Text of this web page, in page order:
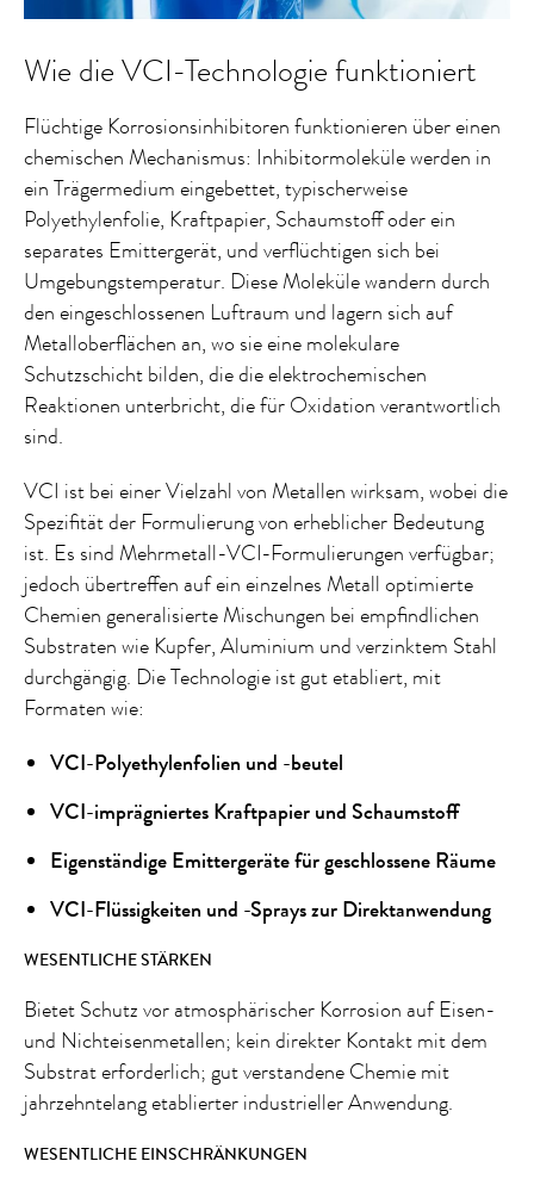
Wie die VCI-Technologie funktioniert
Flüchtige Korrosionsinhibitoren funktionieren über einen
chemischen Mechanismus: Inhibitormoleküle werden in
ein Trägermedium eingebettet, typischerweise
Polyethylenfolie, Kraftpapier, Schaumstoff oder ein
separates Emittergerät, und verflüchtigen sich bei
Umgebungstemperatur. Diese Moleküle wandern durch
den eingeschlossenen Luftraum und lagern sich auf
Metalloberflächen an, wo sie eine molekulare
Schutzschicht bilden, die die elektrochemischen
Reaktionen unterbricht, die für Oxidation verantwortlich
sind.
VCI ist bei einer Vielzahl von Metallen wirksam, wobei die
Spezifität der Formulierung von erheblicher Bedeutung
ist. Es sind Mehrmetall-VCI-Formulierungen verfügbar;
jedoch übertreffen auf ein einzelnes Metall optimierte
Chemien generalisierte Mischungen bei empfindlichen
Substraten wie Kupfer, Aluminium und verzinktem Stahl
durchgängig. Die Technologie ist gut etabliert, mit
Formaten wie:
VCI-Polyethylenfolien und -beutel
VCI-imprägniertes Kraftpapier und Schaumstoff
Eigenständige Emittergeräte für geschlossene Räume
VCI-Flüssigkeiten und -Sprays zur Direktanwendung
WESENTLICHE STÄRKEN
Bietet Schutz vor atmosphärischer Korrosion auf Eisen-
und Nichteisenmetallen; kein direkter Kontakt mit dem
Substrat erforderlich; gut verstandene Chemie mit
jahrzehntelang etablierter industrieller Anwendung.
WESENTLICHE EINSCHRÄNKUNGEN